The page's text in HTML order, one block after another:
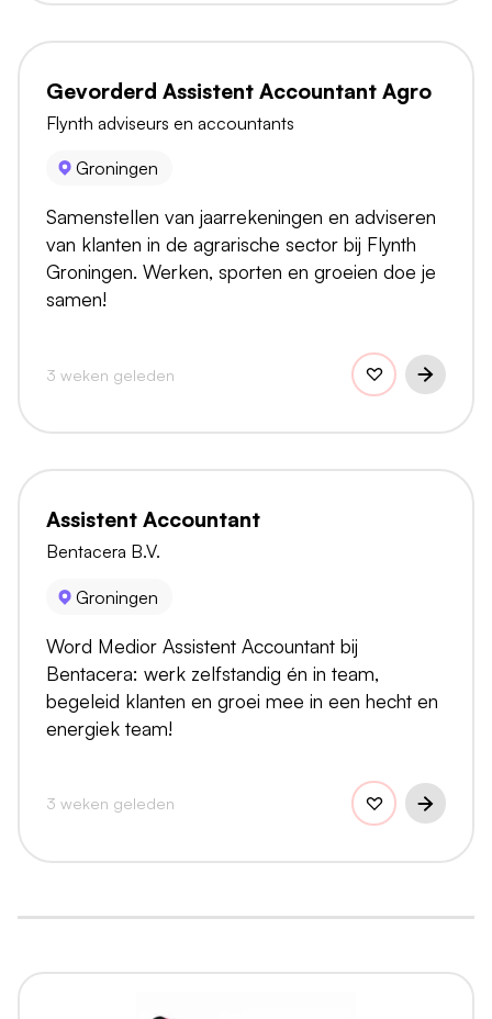
Gevorderd Assistent Accountant Agro
Flynth adviseurs en accountants
Groningen
Samenstellen van jaarrekeningen en adviseren
van klanten in de agrarische sector bij Flynth
Groningen. Werken, sporten en groeien doe je
samen!
3 weken geleden
Assistent Accountant
Bentacera B.V.
Groningen
Word Medior Assistent Accountant bij
Bentacera: werk zelfstandig én in team,
begeleid klanten en groei mee in een hecht en
energiek team!
3 weken geleden